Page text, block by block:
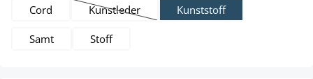
Cord Kunstleder
(Diese Option ist zurzeit nicht verfügbar.)
Kunststoff
Samt Stoff